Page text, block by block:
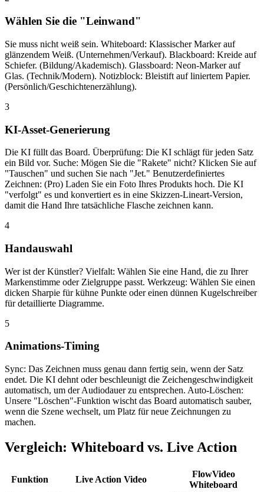
Wählen Sie die "Leinwand"
Sie muss nicht weiß sein. Whiteboard: Klassischer Marker auf
glänzendem Weiß. (Unternehmen/Verkauf). Blackboard: Kreide auf
Schiefer. (Bildung/Akademisch). Glassboard: Neon-Marker auf
Glas. (Technik/Modern). Notizblock: Bleistift auf liniertem Papier.
(Persönlich/Geschichtenerzählung).
3
KI-Asset-Generierung
Die KI füllt das Board. Überprüfung: Die KI schlägt für jeden Satz
ein Bild vor. Suche: Mögen Sie die "Rakete" nicht? Klicken Sie auf
"Tauschen" und suchen Sie nach "Jet." Benutzerdefiniertes
Zeichnen: (Pro) Laden Sie ein Foto Ihres Produkts hoch. Die KI
"verfolgt" es und konvertiert es in eine Skizzen-Lineart-Version,
damit die Hand Ihre tatsächliche Flasche zeichnen kann.
4
Handauswahl
Wer ist der Künstler? Vielfalt: Wählen Sie eine Hand, die zu Ihrer
Markenstimme oder Zielgruppe passt. Werkzeug: Wählen Sie einen
dicken Sharpie für kühne Punkte oder einen dünnen Kugelschreiber
für detaillierte Diagramme.
5
Animations-Timing
Sync: Das Zeichnen muss genau dann fertig sein, wenn der Satz
endet. Die KI dehnt oder beschleunigt die Zeichengeschwindigkeit
automatisch, um der Audiodauer zu entsprechen. Auto-Löschen:
Unsere "Löschen"-Funktion wischt das Board automatisch sauber,
wenn die Szene wechselt, um Platz für neue Zeichnungen zu
machen.
Vergleich: Whiteboard vs. Live Action
Funktion Live Action Video
FlowVideo
Whiteboard